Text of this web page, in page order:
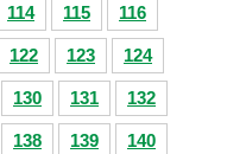
114 115 116
122 123 124
130 131 132
138 139 140